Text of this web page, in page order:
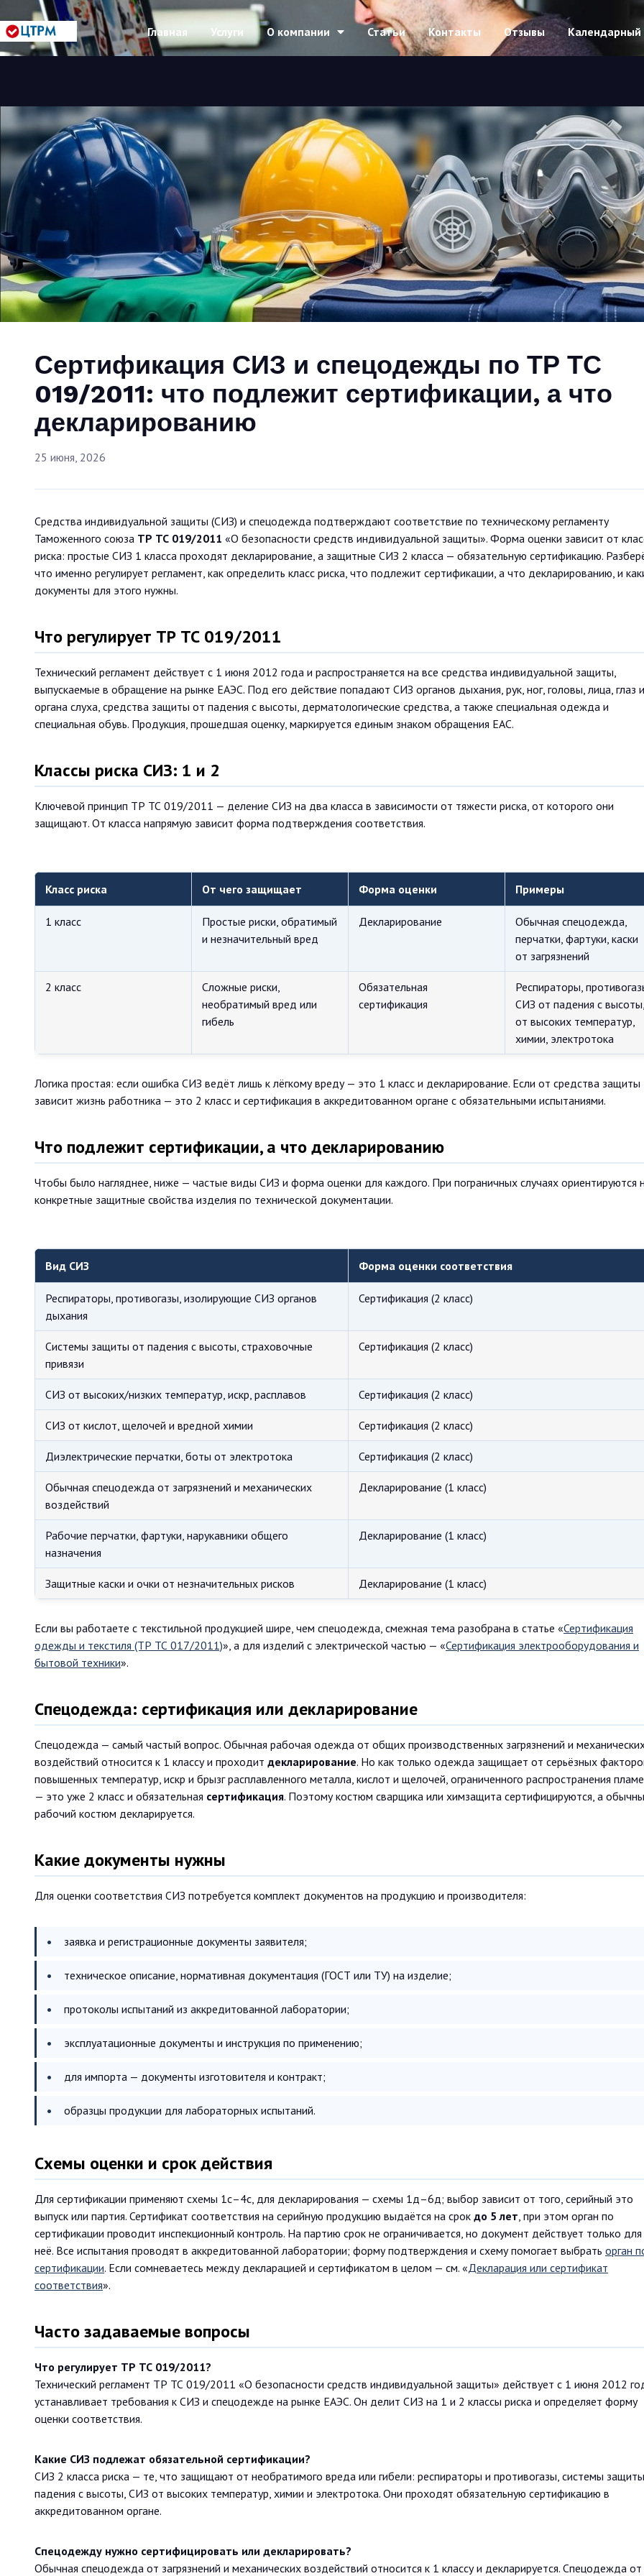
Главная Услуги О компании Статьи Контакты Отзывы Календарный
Сертификация СИЗ и спецодежды по ТР ТС
019/2011: что подлежит сертификации, а что
декларированию
25 июня, 2026
Средства индивидуальной защиты (СИЗ) и спецодежда подтверждают соответствие по техническому регламенту
Таможенного союза ТР ТС 019/2011 «О безопасности средств индивидуальной защиты». Форма оценки зависит от
риска: простые СИЗ 1 класса проходят декларирование, а защитные СИЗ 2 класса — обязательную сертификацию.
что именно регулирует регламент, как определить класс риска, что подлежит сертификации, а что декларированию, и
документы для этого нужны.
Что регулирует ТР ТС 019/2011
Технический регламент действует с 1 июня 2012 года и распространяется на все средства индивидуальной защиты,
выпускаемые в обращение на рынке ЕАЭС. Под его действие попадают СИЗ органов дыхания, рук, ног, головы, лица, глаз и
органа слуха, средства защиты от падения с высоты, дерматологические средства, а также специальная одежда и
специальная обувь. Продукция, прошедшая оценку, маркируется единым знаком обращения ЕАС.
Классы риска СИЗ: 1 и 2
Ключевой принцип ТР ТС 019/2011 — деление СИЗ на два класса в зависимости от тяжести риска, от которого они
защищают. От класса напрямую зависит форма подтверждения соответствия.
Класс риска От чего защищает Форма оценки Примеры
1 класс
Простые риски, обратимый
и незначительный вред
Декларирование
Обычная спецодежда,
перчатки, фартуки, каски
от загрязнений
2 класс
Сложные риски,
необратимый вред или
гибель
Обязательная
сертификация
Респираторы,
СИЗ от падения с
от высоких температур,
химии, электротока
Логика простая: если ошибка СИЗ ведёт лишь к лёгкому вреду — это 1 класс и декларирование. Если от средства защиты
зависит жизнь работника — это 2 класс и сертификация в аккредитованном органе с обязательными испытаниями.
Что подлежит сертификации, а что декларированию
Чтобы было нагляднее, ниже — частые виды СИЗ и форма оценки для каждого. При пограничных случаях ориентируются
конкретные защитные свойства изделия по технической документации.
Вид СИЗ Форма оценки соответствия
Респираторы, противогазы, изолирующие СИЗ органов
дыхания
Сертификация (2 класс)
Системы защиты от падения с высоты, страховочные
привязи
Сертификация (2 класс)
СИЗ от высоких/низких температур, искр, расплавов Сертификация (2 класс)
СИЗ от кислот, щелочей и вредной химии Сертификация (2 класс)
Диэлектрические перчатки, боты от электротока Сертификация (2 класс)
Обычная спецодежда от загрязнений и механических
воздействий
Декларирование (1 класс)
Рабочие перчатки, фартуки, нарукавники общего
назначения
Декларирование (1 класс)
Защитные каски и очки от незначительных рисков Декларирование (1 класс)
Если вы работаете с текстильной продукцией шире, чем спецодежда, смежная тема разобрана в статье «Сертификация
одежды и текстиля (ТР ТС 017/2011)», а для изделий с электрической частью — «Сертификация электрооборудования и
бытовой техники».
Спецодежда: сертификация или декларирование
Спецодежда — самый частый вопрос. Обычная рабочая одежда от общих производственных загрязнений и
воздействий относится к 1 классу и проходит декларирование. Но как только одежда защищает от серьёзных
повышенных температур, искр и брызг расплавленного металла, кислот и щелочей, ограниченного распространения
— это уже 2 класс и обязательная сертификация. Поэтому костюм сварщика или химзащита сертифицируются, а
рабочий костюм декларируется.
Какие документы нужны
Для оценки соответствия СИЗ потребуется комплект документов на продукцию и производителя:
заявка и регистрационные документы заявителя;
техническое описание, нормативная документация (ГОСТ или ТУ) на изделие;
протоколы испытаний из аккредитованной лаборатории;
эксплуатационные документы и инструкция по применению;
для импорта — документы изготовителя и контракт;
образцы продукции для лабораторных испытаний.
Схемы оценки и срок действия
Для сертификации применяют схемы 1с–4с, для декларирования — схемы 1д–6д; выбор зависит от того, серийный это
выпуск или партия. Сертификат соответствия на серийную продукцию выдаётся на срок до 5 лет, при этом орган по
сертификации проводит инспекционный контроль. На партию срок не ограничивается, но документ действует только для
неё. Все испытания проводят в аккредитованной лаборатории; форму подтверждения и схему помогает выбрать орган
сертификации. Если сомневаетесь между декларацией и сертификатом в целом — см. «Декларация или сертификат
соответствия».
Часто задаваемые вопросы
Что регулирует ТР ТС 019/2011?
Технический регламент ТР ТС 019/2011 «О безопасности средств индивидуальной защиты» действует с 1 июня 2012
устанавливает требования к СИЗ и спецодежде на рынке ЕАЭС. Он делит СИЗ на 1 и 2 классы риска и определяет форму
оценки соответствия.
Какие СИЗ подлежат обязательной сертификации?
СИЗ 2 класса риска — те, что защищают от необратимого вреда или гибели: респираторы и противогазы, системы
падения с высоты, СИЗ от высоких температур, химии и электротока. Они проходят обязательную сертификацию в
аккредитованном органе.
Спецодежду нужно сертифицировать или декларировать?
Обычная спецодежда от загрязнений и механических воздействий относится к 1 классу и декларируется. Спецодежда от